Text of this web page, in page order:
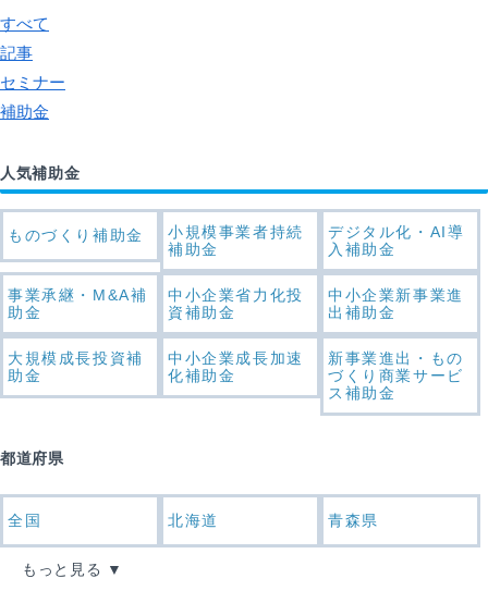
すべて
記事
セミナー
補助金
人気補助金
ものづくり補助金
小規模事業者持続
補助金
デジタル化・AI導
入補助金
事業承継・M&A補
助金
中小企業省力化投
資補助金
中小企業新事業進
出補助金
大規模成長投資補
助金
中小企業成長加速
化補助金
新事業進出・もの
づくり商業サービ
ス補助金
都道府県
全国 北海道 青森県
もっと見る